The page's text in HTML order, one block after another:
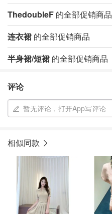
ThedoubleF 的全部促销商品
连衣裙 的全部促销商品
半身裙/短裙 的全部促销商品
评论
暂无评论，打开App写评论
相似同款